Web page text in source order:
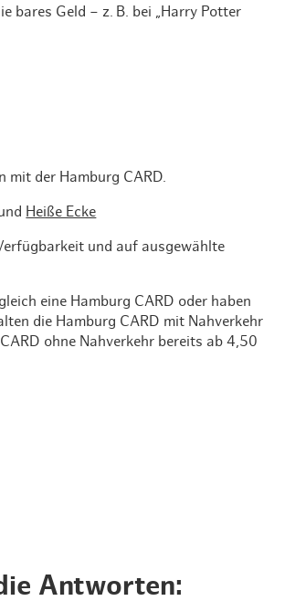
bares Geld – z. B. bei „Harry Potter
mit der Hamburg CARD.
Heiße Ecke
und auf ausgewählte
eine Hamburg CARD oder haben
die Hamburg CARD mit Nahverkehr
ohne Nahverkehr bereits ab 4,50
Antworten: